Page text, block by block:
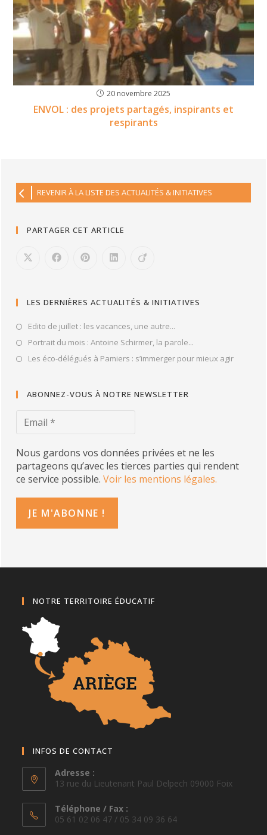
20 novembre 2025
ENVOL : des projets partagés, inspirants et
respirants
REVENIR À LA LISTE DES ACTUALITÉS & INITIATIVES
PARTAGER CET ARTICLE
LES DERNIÈRES ACTUALITÉS & INITIATIVES
Edito de juillet : les vacances, une autre...
Portrait du mois : Antoine Schirmer, la parole...
Les éco-délégués à Pamiers : s’immerger pour mieux agir
ABONNEZ-VOUS À NOTRE NEWSLETTER
Nous gardons vos données privées et ne les
partageons qu’avec les tierces parties qui rendent
ce service possible.Voir les mentions légales.
NOTRE TERRITOIRE ÉDUCATIF
INFOS DE CONTACT
Adresse :
13 rue du Lieutenant Paul Delpech 09000 Foix
Téléphone / Fax :
05 61 02 06 47 / 05 34 09 36 64